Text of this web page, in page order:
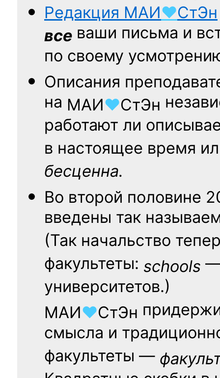
Редакция МАИ♥СтЭн
все ваши письма и
по своему
Описания
на МАИ♥СтЭн
работают ли
в настоящее время
бесценна.
Во второй половине
введены так
(Так начальство
факультеты: schools —
университетов.)
МАИ♥СтЭн
смысла и
факультеты —